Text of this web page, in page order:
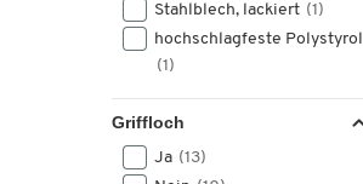
Stahlblech, lackiert (1)
hochschlagfeste Polystyrol
(1)
Griffloch
Ja (13)